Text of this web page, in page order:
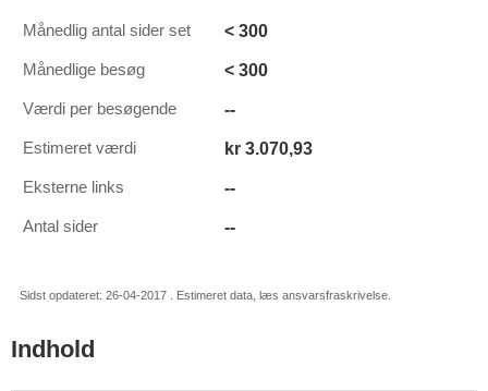
Månedlig antal sider set < 300
Månedlige besøg < 300
Værdi per besøgende --
Estimeret værdi kr 3.070,93
Eksterne links --
Antal sider --
Sidst opdateret: 26-04-2017 . Estimeret data, læs ansvarsfraskrivelse.
Indhold